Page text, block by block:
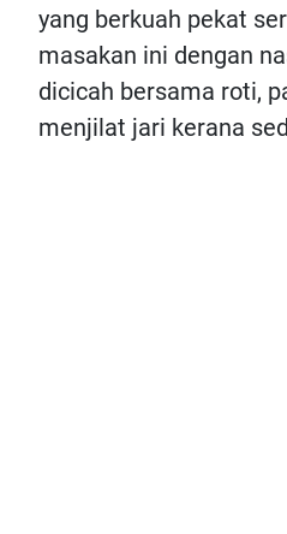
yang berkuah pekat
masakan ini dengan
dicicah bersama roti,
menjilat jari kerana